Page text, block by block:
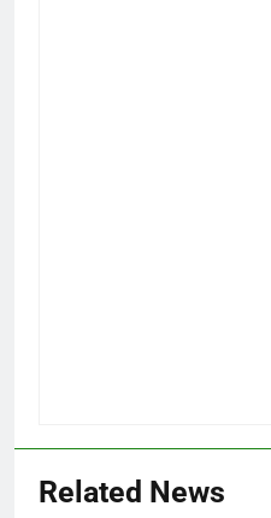
Related News